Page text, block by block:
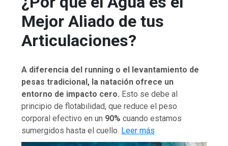
Mejor Aliado de tus
Articulaciones?
A diferencia del running o el levantamiento de
pesas tradicional, la natación ofrece un
entorno de impacto cero. Esto se debe al
principio de flotabilidad, que reduce el peso
corporal efectivo en un 90% cuando estamos
sumergidos hasta el cuello. Leer más